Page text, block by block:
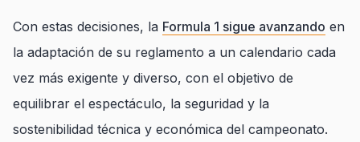
Con estas decisiones, la Formula 1 sigue avanzando en
la adaptación de su reglamento a un calendario cada
vez más exigente y diverso, con el objetivo de
equilibrar el espectáculo, la seguridad y la
sostenibilidad técnica y económica del campeonato.